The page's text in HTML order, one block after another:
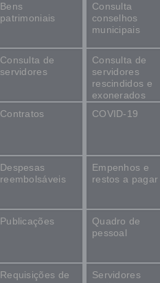
Bens
patrimoniais
Consulta
conselhos
municipais
Consulta de
servidores
Consulta de
servidores
rescindidos e
exonerados
Contratos COVID-19
Despesas
reembolsáveis
Empenhos e
restos a pagar
Publicações
Quadro de
pessoal
Requisições de
Servidores